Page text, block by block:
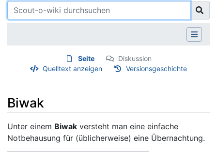
Seite
Diskussion
Quelltext anzeigen
Versionsgeschichte
Biwak
Wechseln zu: Navigation,Suche
Unter einem Biwak versteht man eine einfache
Notbehausung für (üblicherweise) eine Übernachtung.